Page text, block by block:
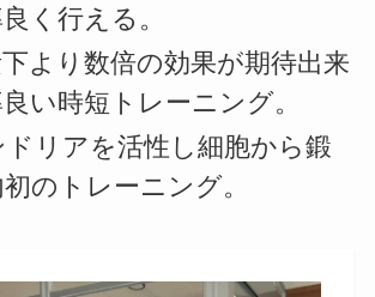
く行える。
より数倍の効果が期待出来
い時短トレーニング。
ドリアを活性し細胞から鍛
のトレーニング。